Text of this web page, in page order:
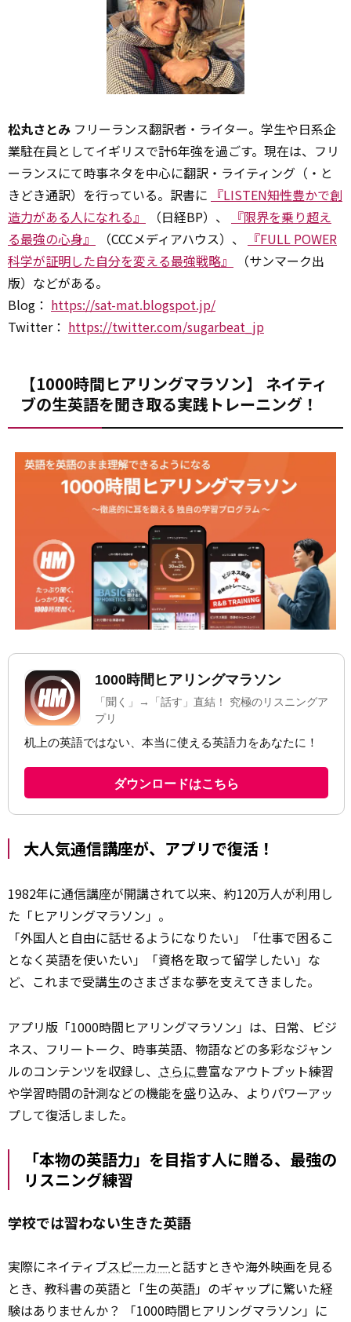
松丸さとみ フリーランス翻訳者・ライター。学生や日系企
業駐在員としてイギリスで計6年強を過ごす。現在は、フリ
ーランスにて時事ネタを中心に翻訳・ライティング（・と
きどき通訳）を行っている。訳書に 『LISTEN――知性豊かで創
造力がある人になれる』
（日経BP）、
『限界を乗り超え
る最強の心身』
（CCCメディアハウス）、
『FULL POWER
科学が証明した自分を変える最強戦略』
（サンマーク出
版）などがある。
Blog： https://sat-mat.blogspot.jp/
Twitter： https://twitter.com/sugarbeat_jp
【1000時間ヒアリングマラソン】 ネイティ
ブの生英語を聞き取る実践トレーニング！
大人気通信講座が、アプリで復活！
1982年に通信講座が開講されて以来、約120万人が利用し
た「ヒアリングマラソン」。
「外国人と自由に話せるようになりたい」「仕事で困るこ
となく英語を使いたい」「資格を取って留学したい」な
ど、これまで受講生のさまざまな夢を支えてきました。
アプリ版「1000時間ヒアリングマラソン」は、日常、ビジ
ネス、フリートーク、時事英語、物語などの多彩なジャン
ルのコンテンツを収録し、 さらに豊富なアウトプット練習
や学習時間の計測などの機能を盛り込み、よりパワーアッ
プして復活しました。
「本物の英語力」を目指す人に贈る、最強の
リスニング練習
学校では習わない生きた英語
実際にネイティブスピーカー と話すときや海外映画を見る
とき、教科書の英語と「生の英語」のギャップに驚いた経
験はありませんか？ 「1000時間ヒアリングマラソン」に